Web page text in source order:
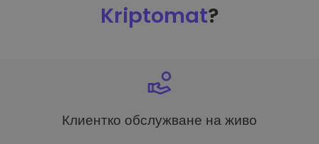
Kriptomat?
Клиентко обслужване на живо